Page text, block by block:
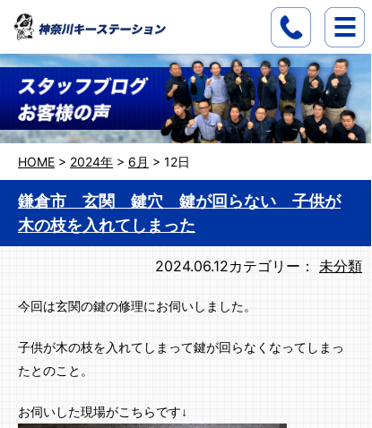
HOME > 2024年 > 6月 > 12日
鎌倉市 玄関 鍵穴 鍵が回らない 子供が
木の枝を入れてしまった
2024.06.12カテゴリー： 未分類
今回は玄関の鍵の修理にお伺いしました。
子供が木の枝を入れてしまって鍵が回らなくなってしまっ
たとのこと。
お伺いした現場がこちらです↓